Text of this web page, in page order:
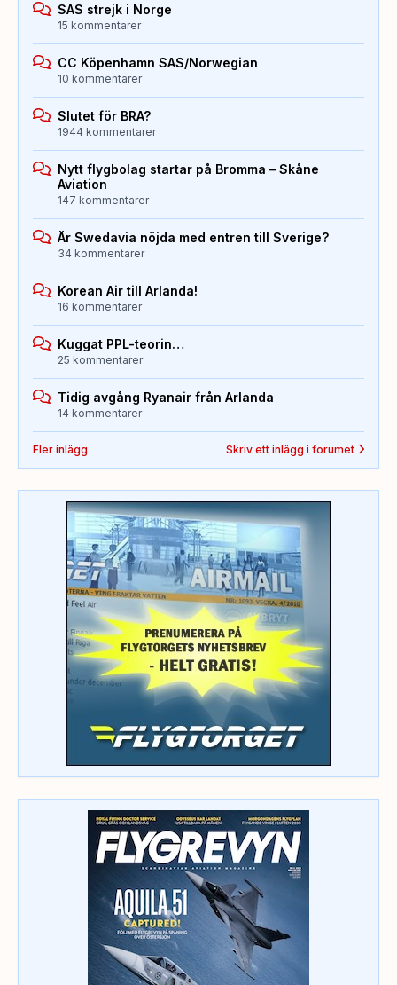
SAS strejk i Norge
15 kommentarer
CC Köpenhamn SAS/Norwegian
10 kommentarer
Slutet för BRA?
1944 kommentarer
Nytt flygbolag startar på Bromma – Skåne
Aviation
147 kommentarer
Är Swedavia nöjda med entren till Sverige?
34 kommentarer
Korean Air till Arlanda!
16 kommentarer
Kuggat PPL-teorin…
25 kommentarer
Tidig avgång Ryanair från Arlanda
14 kommentarer
Fler inlägg Skriv ett inlägg i forumet